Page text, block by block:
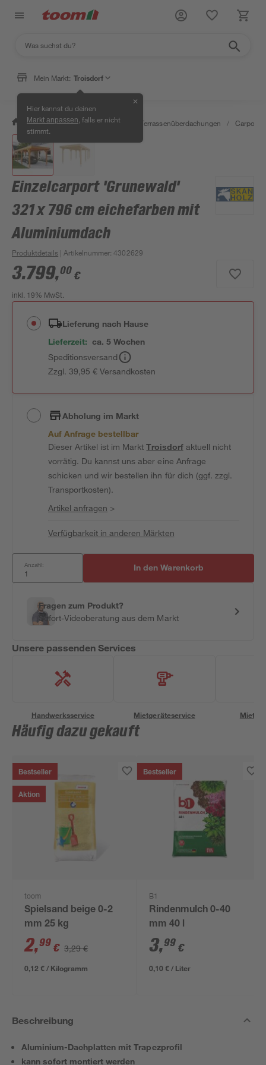
Mein Markt: Troisdorf
Hier kannst du deinen
Markt anpassen , falls er nicht
stimmt.
✕
/ Garten & Freizeit / Carports & Terrassenüberdachungen / Carports
Einzelcarport 'Grunewald'
321 x 796 cm eichefarben mit
Aluminiumdach
Produktdetails | Artikelnummer:4302629
3.799,00 €
inkl. 19% MwSt.
Lieferung nach Hause
Lieferzeit: ca. 5 Wochen
Speditionsversand
Zzgl. 39,95 € Versandkosten
Abholung im Markt
Auf Anfrage bestellbar
Dieser Artikel ist im MarktTroisdorfaktuell nicht
vorrätig. Du kannst uns aber eine Anfrage
schicken und wir bestellen ihn für dich (ggf. zzgl.
Transportkosten).
Artikel anfragen >
Verfügbarkeit in anderen Märkten
Anzahl: In den Warenkorb
Fragen zum Produkt?
Sofort-Videoberatung aus dem Markt
Unsere passenden Services
Handwerksservice Mietgeräteservice
Häufig dazu gekauft
Bestseller
Aktion
toom
Spielsand beige 0-2
mm 25 kg
2,99 € 3,29 €
0,12 € / Kilogramm
Bestseller
B1
Rindenmulch 0-40
mm 40 l
3,99 €
0,10 € / Liter
Beschreibung
Aluminium-Dachplatten mit Trapezprofil
kann sofort montiert werden